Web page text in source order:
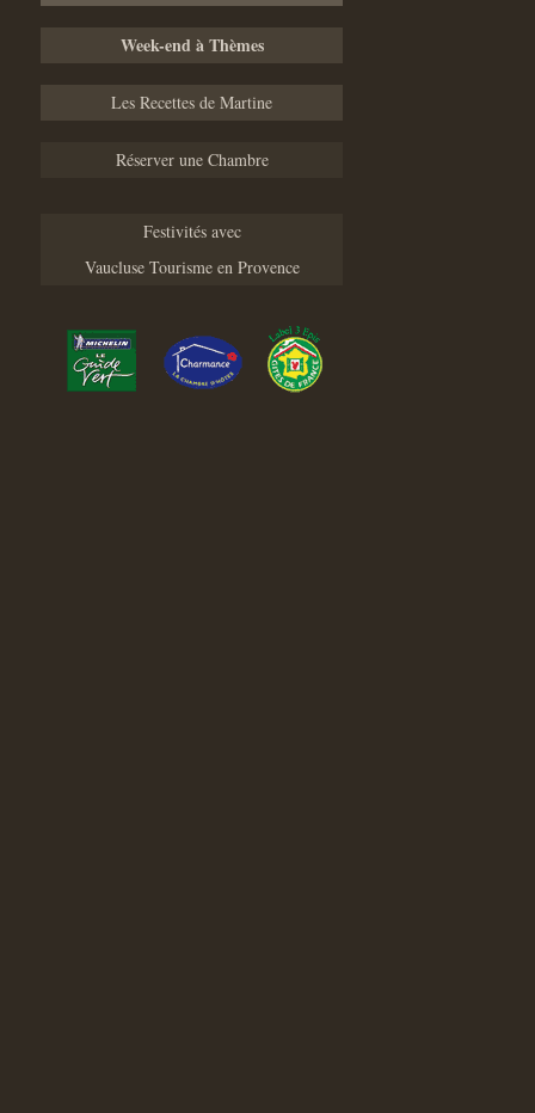
Week-end à Thèmes
Les Recettes de Martine
Réserver une Chambre
Festivités avec
Vaucluse Tourisme en Provence